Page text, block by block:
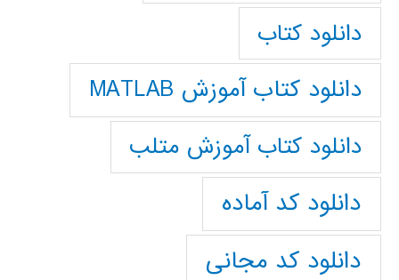
دانلود کتاب
دانلود کتاب آموزش MATLAB
دانلود کتاب آموزش متلب
دانلود کد آماده
دانلود کد مجانی